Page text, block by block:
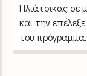
Πλιάτσικας σε
και την
του